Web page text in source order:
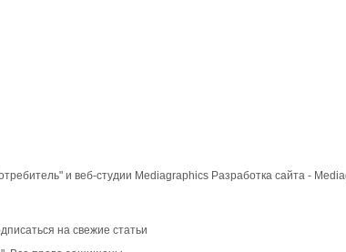
и веб-студии Mediagraphics Разработка сайта -
на свежие статьи